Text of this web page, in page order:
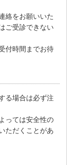
絡をお願いいた
ご受診できない
付時間までお待
る場合は必ず注
っては安全性の
ただくことがあ